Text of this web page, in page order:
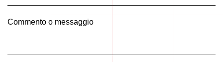
Commento o messaggio